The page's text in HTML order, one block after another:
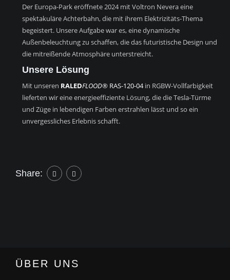
Der Europa-Park eröffnete 2024 mit Voltron Nevera eine
spektakuläre Achterbahn, die mit ihrem Elektrizitäts-Thema
begeistert. Unsere Aufgabe war es, eine dynamische
Außenbeleuchtung zu schaffen, die das futuristische Design und
die mitreißende Atmosphäre unterstreicht.
Unsere Lösung
Mit unseren RALEDFLOOD® RAS-120-04in RGBW-Vollfarbigkeit
lieferten wir eine energieeffiziente Lösung, die die Tesla-Türme
und Züge in lebendigen Farben erstrahlen lässt und so ein
unvergessliches Erlebnis schafft.
Share:
ÜBER UNS